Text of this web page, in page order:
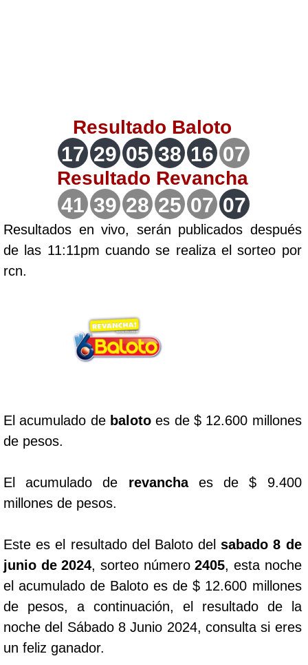
Lotería del Quindio
Lotería de Bogotá
Lotería de Risaralda
Lotería de Medellín
Lotería del Cauca
Extra de Colombia
Antioqueñita Tarde
Astro Sol
Astro Luna
Cafeterito Tarde
Resultado Baloto
17 29 05 38 16 07
Resultado Revancha
41 39 28 25 07 07
Resultados en vivo, serán publicados después
de las 11:11pm cuando se realiza el sorteo por
rcn.
El acumulado de balotoes de $ 12.600 millones
de pesos.
El acumulado de revanchaes de $ 9.400
millones de pesos.
Este es el resultado del Baloto delsabado 8 de
junio de 2024, sorteo número2405, esta noche
el acumulado de Baloto es de $ 12.600 millones
de pesos, a continuación, el resultado de la
noche del Sábado 8 Junio 2024, consulta si eres
un feliz ganador.